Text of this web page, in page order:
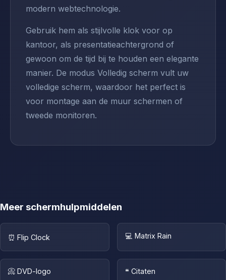
modern webtechnologie.
Gebruik hem als stijlvolle klok voor op
kantoor, als presentatieachtergrond of
gewoon om de tijd bij te houden een elegante
manier. De modus Volledig scherm vult uw
volledige scherm, waardoor het perfect is
voor montage aan de muur schermen of
tweede monitoren.
Meer schermhulpmiddelen
⏰ Flip Clock 💻 Matrix Rain
📀 DVD-logo ❝ Citaten